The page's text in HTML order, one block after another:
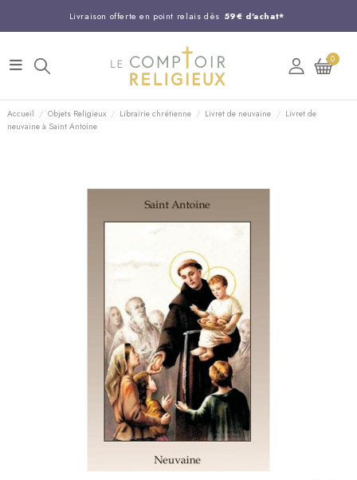
Livraison offerte en point relais dès 59€ d'achat*
Entreprise Française familiale
Support client disponible au 03 20 24 74 15
Commandez avant 14H, expédition le jour même !
0
Accueil Objets Religieux Librairie chrétienne Livret de neuvaine
Livret de
neuvaine à Saint Antoine